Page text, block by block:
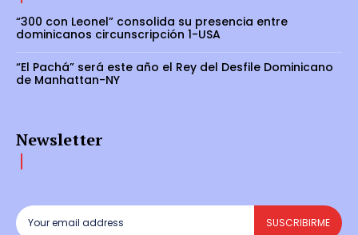
“300 con Leonel” consolida su presencia entre
dominicanos circunscripción 1-USA
“El Pachá” será este año el Rey del Desfile Dominicano
de Manhattan-NY
Newsletter
SUSCRIBIRME